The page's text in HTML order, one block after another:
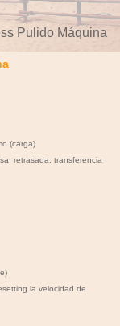
(carga)
retrasada, transferencia
la velocidad de